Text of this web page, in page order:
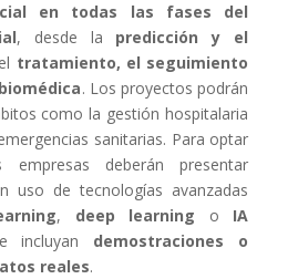
en todas las fases del
, desde la predicción y el
tratamiento, el seguimiento
. Los proyectos podrán
como la gestión hospitalaria
sanitarias. Para optar
deberán presentar
uso de tecnologías avanzadas
, deep learning o IA
incluyan demostraciones o
reales.